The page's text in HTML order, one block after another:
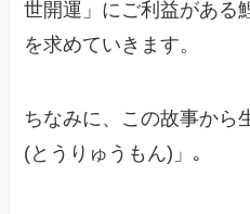
世開運」にご利益がある
を求めていきます。
ちなみに、この故事から
(とうりゅうもん)」｡